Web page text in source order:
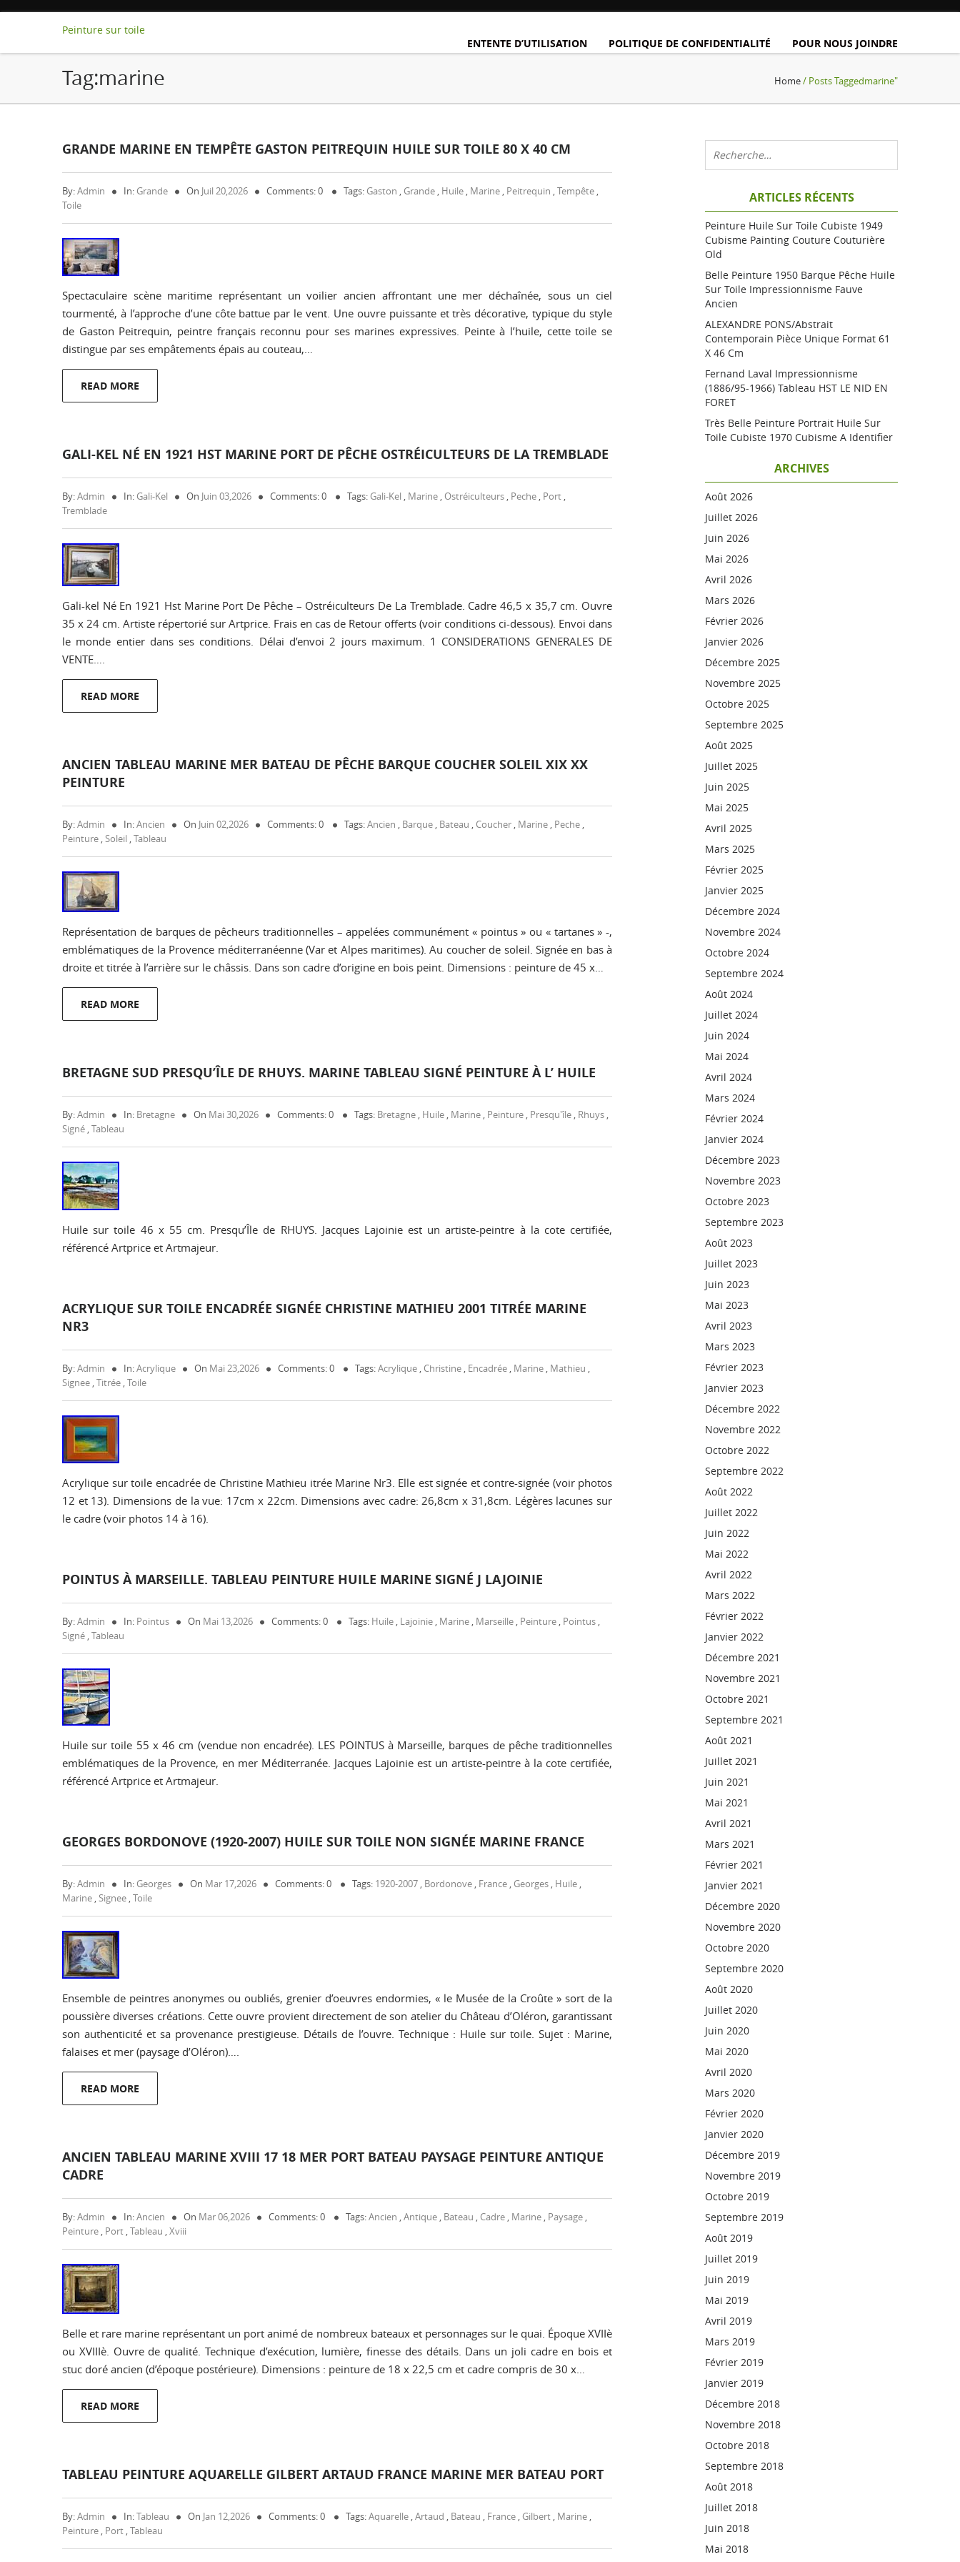
Peinture sur toile
ENTENTE D’UTILISATION
POLITIQUE DE CONFIDENTIALITÉ POUR NOUS JOINDRE
Tag:marine Home/ Posts Taggedmarine"
GRANDE MARINE EN TEMPÊTE GASTON PEITREQUIN HUILE SUR TOILE 80 X 40 CM
By:Admin In: Grande On Juil 20,2026 Comments: 0 Tags: Gaston , Grande , Huile , Marine , Peitrequin ,Tempête ,
Toile
Spectaculaire scène maritime représentant un voilier ancien affrontant une mer déchaînée, sous un ciel
tourmenté, à l’approche d’une côte battue par le vent. Une ouvre puissante et très décorative, typique du style
de Gaston Peitrequin, peintre français reconnu pour ses marines expressives. Peinte à l’huile, cette toile se
distingue par ses empâtements épais au couteau,…
READ MORE
GALI-KEL NÉ EN 1921 HST MARINE PORT DE PÊCHE OSTRÉICULTEURS DE LA TREMBLADE
By:Admin In: Gali-Kel On Juin 03,2026 Comments: 0 Tags: Gali-Kel , Marine , Ostréiculteurs , Peche , Port ,
Tremblade
Gali-kel Né En 1921 Hst Marine Port De Pêche – Ostréiculteurs De La Tremblade. Cadre 46,5 x 35,7 cm. Ouvre
35 x 24 cm. Artiste répertorié sur Artprice. Frais en cas de Retour offerts (voir conditions ci-dessous). Envoi dans
le monde entier dans ses conditions. Délai d’envoi 2 jours maximum. 1 CONSIDERATIONS GENERALES DE
VENTE….
READ MORE
ANCIEN TABLEAU MARINE MER BATEAU DE PÊCHE BARQUE COUCHER SOLEIL XIX XX
PEINTURE
By:Admin In:Ancien On Juin 02,2026 Comments: 0 Tags:Ancien , Barque , Bateau , Coucher , Marine , Peche ,
Peinture ,Soleil ,Tableau
Représentation de barques de pêcheurs traditionnelles – appelées communément « pointus » ou « tartanes » -,
emblématiques de la Provence méditerranéenne (Var et Alpes maritimes). Au coucher de soleil. Signée en bas à
droite et titrée à l’arrière sur le châssis. Dans son cadre d’origine en bois peint. Dimensions : peinture de 45 x…
READ MORE
BRETAGNE SUD PRESQU’ÎLE DE RHUYS. MARINE TABLEAU SIGNÉ PEINTURE À L’ HUILE
By:Admin In: Bretagne On Mai 30,2026 Comments: 0 Tags: Bretagne , Huile , Marine , Peinture , Presqu'île , Rhuys ,
Signé ,Tableau
Huile sur toile 46 x 55 cm. Presqu’Île de RHUYS. Jacques Lajoinie est un artiste-peintre à la cote certifiée,
référencé Artprice et Artmajeur.
ACRYLIQUE SUR TOILE ENCADRÉE SIGNÉE CHRISTINE MATHIEU 2001 TITRÉE MARINE
NR3
By:Admin In:Acrylique On Mai 23,2026 Comments: 0 Tags:Acrylique , Christine , Encadrée , Marine , Mathieu ,
Signee ,Titrée ,Toile
Acrylique sur toile encadrée de Christine Mathieu itrée Marine Nr3. Elle est signée et contre-signée (voir photos
12 et 13). Dimensions de la vue: 17cm x 22cm. Dimensions avec cadre: 26,8cm x 31,8cm. Légères lacunes sur
le cadre (voir photos 14 à 16).
POINTUS À MARSEILLE. TABLEAU PEINTURE HUILE MARINE SIGNÉ J LAJOINIE
By:Admin In: Pointus On Mai 13,2026 Comments: 0 Tags: Huile , Lajoinie , Marine , Marseille , Peinture , Pointus ,
Signé ,Tableau
Huile sur toile 55 x 46 cm (vendue non encadrée). LES POINTUS à Marseille, barques de pêche traditionnelles
emblématiques de la Provence, en mer Méditerranée. Jacques Lajoinie est un artiste-peintre à la cote certifiée,
référencé Artprice et Artmajeur.
GEORGES BORDONOVE (1920-2007) HUILE SUR TOILE NON SIGNÉE MARINE FRANCE
By:Admin In: Georges On Mar 17,2026 Comments: 0 Tags: 1920-2007 , Bordonove , France , Georges , Huile ,
Marine ,Signee ,Toile
Ensemble de peintres anonymes ou oubliés, grenier d’oeuvres endormies, « le Musée de la Croûte » sort de la
poussière diverses créations. Cette ouvre provient directement de son atelier du Château d’Oléron, garantissant
son authenticité et sa provenance prestigieuse. Détails de l’ouvre. Technique : Huile sur toile. Sujet : Marine,
falaises et mer (paysage d’Oléron)….
READ MORE
ANCIEN TABLEAU MARINE XVIII 17 18 MER PORT BATEAU PAYSAGE PEINTURE ANTIQUE
CADRE
By:Admin In:Ancien On Mar 06,2026 Comments: 0 Tags:Ancien ,Antique , Bateau , Cadre , Marine , Paysage ,
Peinture , Port ,Tableau ,Xviii
Belle et rare marine représentant un port animé de nombreux bateaux et personnages sur le quai. Époque XVIIè
ou XVIIIè. Ouvre de qualité. Technique d’exécution, lumière, finesse des détails. Dans un joli cadre en bois et
stuc doré ancien (d’époque postérieure). Dimensions : peinture de 18 x 22,5 cm et cadre compris de 30 x…
READ MORE
TABLEAU PEINTURE AQUARELLE GILBERT ARTAUD FRANCE MARINE MER BATEAU PORT
By:Admin In:Tableau On Jan 12,2026 Comments: 0 Tags:Aquarelle ,Artaud , Bateau , France , Gilbert , Marine ,
Peinture , Port ,Tableau
ARTICLES RÉCENTS
Peinture Huile Sur Toile Cubiste 1949
Cubisme Painting Couture Couturière
Old
Belle Peinture 1950 Barque Pêche Huile
Sur Toile Impressionnisme Fauve
Ancien
ALEXANDRE PONS/Abstrait
Contemporain Pièce Unique Format 61
X 46 Cm
Fernand Laval Impressionnisme
(1886/95-1966) Tableau HST LE NID EN
FORET
Très Belle Peinture Portrait Huile Sur
Toile Cubiste 1970 Cubisme A Identifier
ARCHIVES
Août 2026
Juillet 2026
Juin 2026
Mai 2026
Avril 2026
Mars 2026
Février 2026
Janvier 2026
Décembre 2025
Novembre 2025
Octobre 2025
Septembre 2025
Août 2025
Juillet 2025
Juin 2025
Mai 2025
Avril 2025
Mars 2025
Février 2025
Janvier 2025
Décembre 2024
Novembre 2024
Octobre 2024
Septembre 2024
Août 2024
Juillet 2024
Juin 2024
Mai 2024
Avril 2024
Mars 2024
Février 2024
Janvier 2024
Décembre 2023
Novembre 2023
Octobre 2023
Septembre 2023
Août 2023
Juillet 2023
Juin 2023
Mai 2023
Avril 2023
Mars 2023
Février 2023
Janvier 2023
Décembre 2022
Novembre 2022
Octobre 2022
Septembre 2022
Août 2022
Juillet 2022
Juin 2022
Mai 2022
Avril 2022
Mars 2022
Février 2022
Janvier 2022
Décembre 2021
Novembre 2021
Octobre 2021
Septembre 2021
Août 2021
Juillet 2021
Juin 2021
Mai 2021
Avril 2021
Mars 2021
Février 2021
Janvier 2021
Décembre 2020
Novembre 2020
Octobre 2020
Septembre 2020
Août 2020
Juillet 2020
Juin 2020
Mai 2020
Avril 2020
Mars 2020
Février 2020
Janvier 2020
Décembre 2019
Novembre 2019
Octobre 2019
Septembre 2019
Août 2019
Juillet 2019
Juin 2019
Mai 2019
Avril 2019
Mars 2019
Février 2019
Janvier 2019
Décembre 2018
Novembre 2018
Octobre 2018
Septembre 2018
Août 2018
Juillet 2018
Juin 2018
Mai 2018